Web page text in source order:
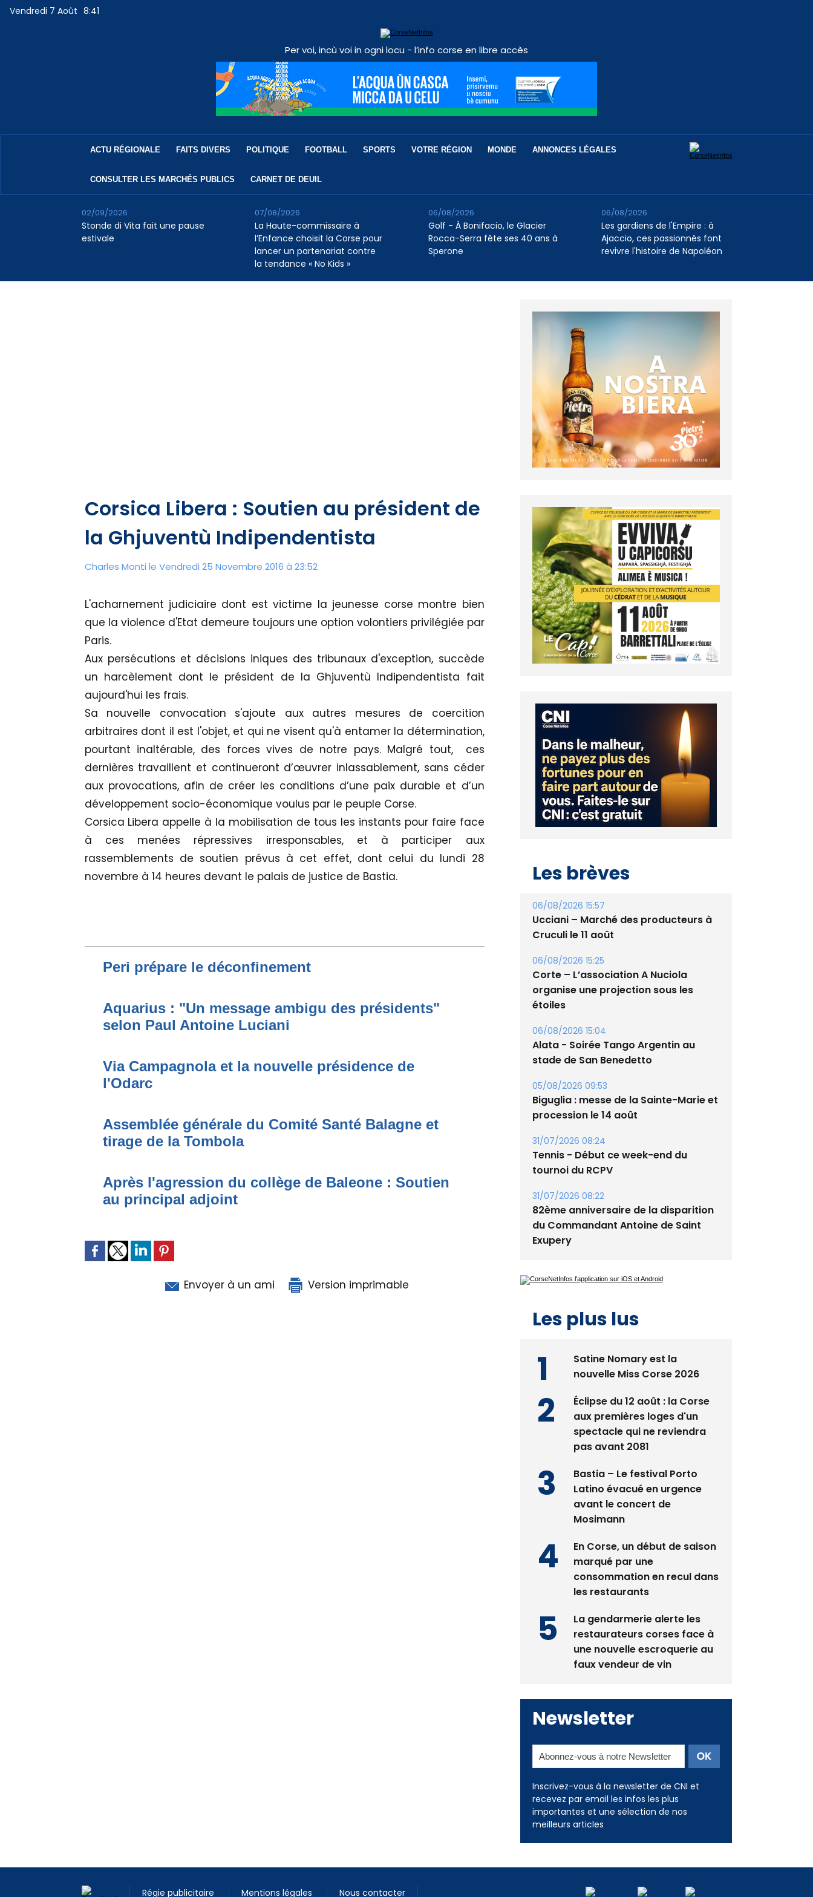
Vendredi 7 Août 8:41
Per voi, incù voi in ogni locu - l’info corse en libre accès
ACTU RÉGIONALE FAITS DIVERS POLITIQUE FOOTBALL SPORTS VOTRE RÉGION MONDE ANNONCES LÉGALES
CONSULTER LES MARCHÉS PUBLICS CARNET DE DEUIL
Stonde di Vita fait une pause
estivale
02/09/2026
La Haute-commissaire à
l’Enfance choisit la Corse pour
lancer un partenariat contre
la tendance « No Kids »
07/08/2026
Golf - À Bonifacio, le Glacier
Rocca-Serra fête ses 40 ans à
Sperone
06/08/2026
Les gardiens de l'Empire : à
Ajaccio, ces passionnés font
revivre l'histoire de Napoléon
06/08/2026
Corsica Libera : Soutien au président de
la Ghjuventù Indipendentista
Charles Monti le Vendredi 25 Novembre 2016 à 23:52
L'acharnement judiciaire dont est victime la jeunesse corse montre bien
que la violence d'Etat demeure toujours une option volontiers privilégiée par
Paris.
Aux persécutions et décisions iniques des tribunaux d'exception, succède
un harcèlement dont le président de la Ghjuventù Indipendentista fait
aujourd'hui les frais.
Sa nouvelle convocation s'ajoute aux autres mesures de coercition
arbitraires dont il est l'objet, et qui ne visent qu'à entamer la détermination,
pourtant inaltérable, des forces vives de notre pays. Malgré tout, ces
dernières travaillent et continueront d’œuvrer inlassablement, sans céder
aux provocations, afin de créer les conditions d’une paix durable et d’un
développement socio-économique voulus par le peuple Corse.
Corsica Libera appelle à la mobilisation de tous les instants pour faire face
à ces menées répressives irresponsables, et à participer aux
rassemblements de soutien prévus à cet effet, dont celui du lundi 28
novembre à 14 heures devant le palais de justice de Bastia.
Peri prépare le déconfinement
Aquarius : "Un message ambigu des présidents"
selon Paul Antoine Luciani
Via Campagnola et la nouvelle présidence de
l'Odarc
Assemblée générale du Comité Santé Balagne et
tirage de la Tombola
Après l'agression du collège de Baleone : Soutien
au principal adjoint
Envoyer à un ami Version imprimable
Les brèves
06/08/2026 15:57
Cruculi le 11 août
06/08/2026 15:25
Corte – L’association A Nuciola
étoiles
06/08/2026 15:04
stade de San Benedetto
05/08/2026 09:53
procession le 14 août
31/07/2026 08:24
tournoi du RCPV
31/07/2026 08:22
82ème anniversaire de la disparition
nouvelle Miss Corse 2026
Éclipse du 12 août : la Corse
aux premières loges d'un
pas avant 2081
Bastia – Le festival Porto
Latino évacué en urgence
Mosimann
En Corse, un début de saison
marqué par une
les restaurants
La gendarmerie alerte les
restaurateurs corses face à
Newsletter
Inscrivez-vous à la newsletter de CNI et
recevez par email les infos les plus